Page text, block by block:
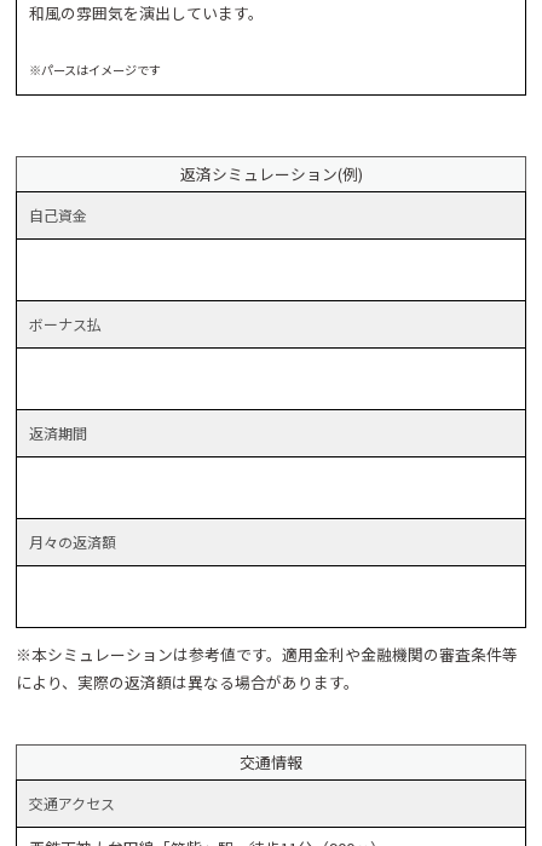
和風の雰囲気を演出しています。
※パースはイメージです
返済シミュレーション(例)
自己資金
ボーナス払
返済期間
月々の返済額
※本シミュレーションは参考値です。適用金利や金融機関の審査条件等
により、実際の返済額は異なる場合があります。
交通情報
交通アクセス